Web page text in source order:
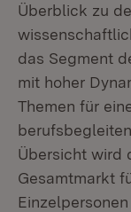
Überblick zu
das Segment
mit hoher
Themen für
Übersicht wird
Gesamtmarkt